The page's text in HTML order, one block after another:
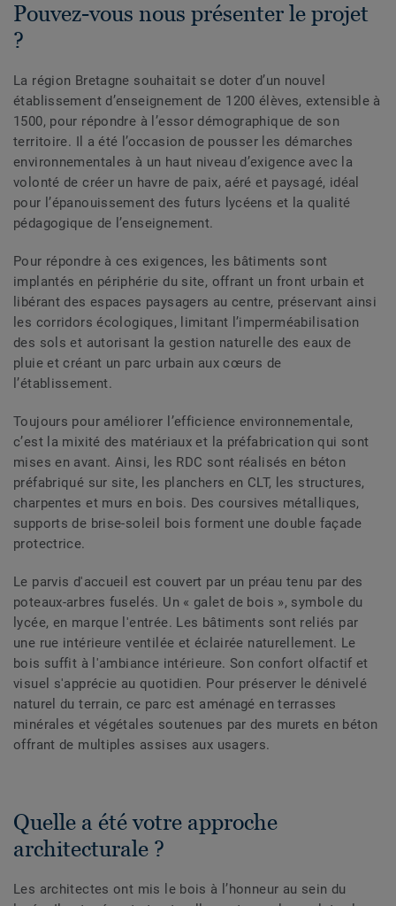
Pouvez-vous nous présenter le projet
?
La région Bretagne souhaitait se doter d’un nouvel
établissement d’enseignement de 1200 élèves, extensible à
1500, pour répondre à l’essor démographique de son
territoire. Il a été l’occasion de pousser les démarches
environnementales à un haut niveau d’exigence avec la
volonté de créer un havre de paix, aéré et paysagé, idéal
pour l’épanouissement des futurs lycéens et la qualité
pédagogique de l’enseignement.
Pour répondre à ces exigences, les bâtiments sont
implantés en périphérie du site, offrant un front urbain et
libérant des espaces paysagers au centre, préservant ainsi
les corridors écologiques, limitant l’imperméabilisation
des sols et autorisant la gestion naturelle des eaux de
pluie et créant un parc urbain aux cœurs de
l’établissement.
Toujours pour améliorer l’efficience environnementale,
c’est la mixité des matériaux et la préfabrication qui sont
mises en avant. Ainsi, les RDC sont réalisés en béton
préfabriqué sur site, les planchers en CLT, les structures,
charpentes et murs en bois. Des coursives métalliques,
supports de brise-soleil bois forment une double façade
protectrice.
Le parvis d'accueil est couvert par un préau tenu par des
poteaux-arbres fuselés. Un « galet de bois », symbole du
lycée, en marque l'entrée. Les bâtiments sont reliés par
une rue intérieure ventilée et éclairée naturellement. Le
bois suffit à l'ambiance intérieure. Son confort olfactif et
visuel s'apprécie au quotidien. Pour préserver le dénivelé
naturel du terrain, ce parc est aménagé en terrasses
minérales et végétales soutenues par des murets en béton
offrant de multiples assises aux usagers.
Quelle a été votre approche
architecturale ?
Les architectes ont mis le bois à l’honneur au sein du